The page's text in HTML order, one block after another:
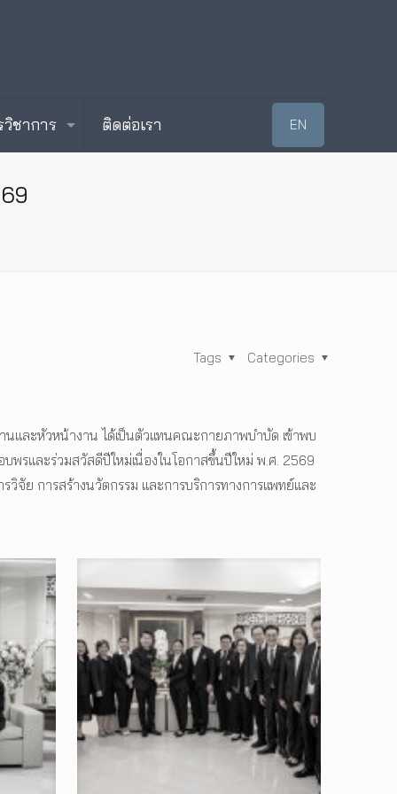
วิชาการ ติดต่อเรา EN
Categories
Tags
และหัวหน้างาน ได้เป็นตัวแทนคณะกายภาพบำบัด เข้าพบ
รและร่วมสวัสดีปีใหม่เนื่องในโอกาสขึ้นปีใหม่ พ.ศ. 2569
ย การสร้างนวัตกรรม และการบริการทางการแพทย์และ